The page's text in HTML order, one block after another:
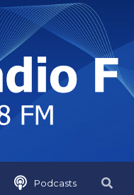
Podcasts